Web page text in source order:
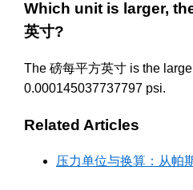
Which unit is larger,
英寸?
The 磅每平方英寸 is the
0.000145037737797 psi.
Related Articles
压力单位与换算：从帕